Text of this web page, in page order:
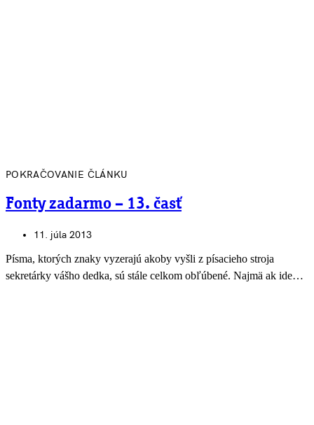
POKRAČOVANIE ČLÁNKU
Fonty zadarmo – 13. časť
11. júla 2013
Písma, ktorých znaky vyzerajú akoby vyšli z písacieho stroja
sekretárky vášho dedka, sú stále celkom obľúbené. Najmä ak ide…